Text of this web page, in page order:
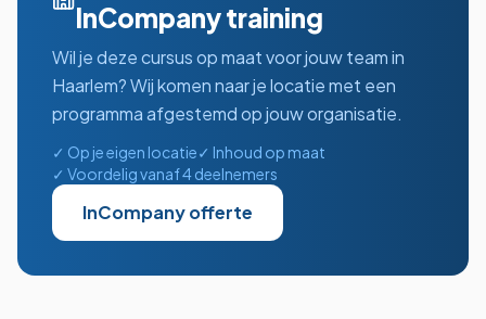
InCompany training
Wil je deze cursus op maat voor jouw team in
Haarlem? Wij komen naar je locatie met een
programma afgestemd op jouw organisatie.
✓ Op je eigen locatie✓ Inhoud op maat
✓ Voordelig vanaf 4 deelnemers
InCompany offerte